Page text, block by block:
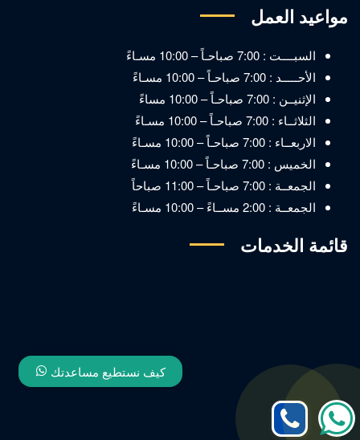
مواعيد العمل
السبــــت : 7:00 صباحـاً – 10:00 مسـاءً
الأحـــــد : 7:00 صباحـاً – 10:00 مسـاءً
الإثنيــن : 7:00 صباحـاً – 10:00 مساءً
الثلاثــاء : 7:00 صباحـاً – 10:00 مسـاءً
الاربعــاء : 7:00 صباحـاً – 10:00 مسـاءً
الخميس : 7:00 صباحـاً – 10:00 مسـاءً
الجمعــة : 7:00 صباحـاً – 11:00 صباحاً
الجمعــة : 2:00 مســاءً – 10:00 مسـاءً
قائمة الخدمات
إتصل
الآن
إتصل
الآن
كيف نستطيع مساعدتك